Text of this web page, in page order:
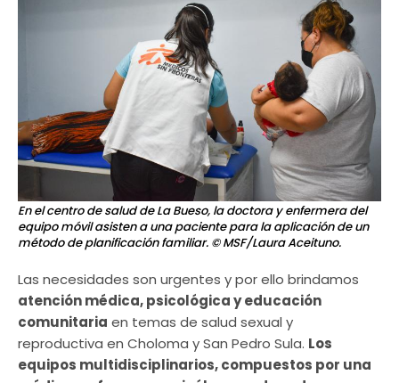
En el centro de salud de La Bueso, la doctora y enfermera del
equipo móvil asisten a una paciente para la aplicación de un
método de planificación familiar. © MSF/Laura Aceituno.
Las necesidades son urgentes y por ello brindamos
atención médica, psicológica y educación
comunitaria en temas de salud sexual y
reproductiva en Choloma y San Pedro Sula. Los
equipos multidisciplinarios, compuestos por una